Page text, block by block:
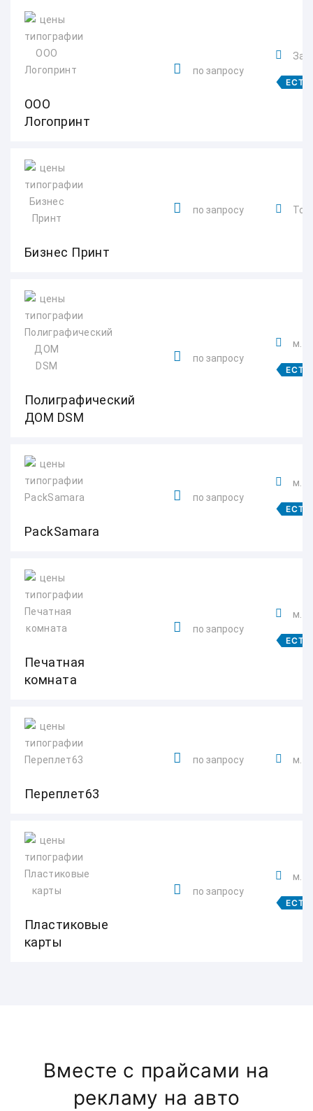
ООО
Логопринт
по запросу
Бизнес Принт
по запросу
Полиграфический
ДОМ DSM
по запросу
м.
PackSamara
по запросу
м.
Печатная
комната
по запросу
м.
Переплет63
по запросу м.
Пластиковые
карты
по запросу
м.
Вместе с прайсами на
рекламу на авто